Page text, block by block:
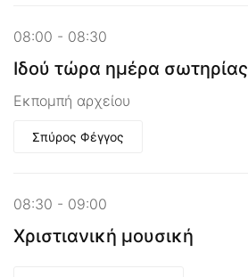
08:00 - 08:30
Ιδού τώρα ημέρα σωτηρίας
Εκπομπή αρχείου
Σπύρος Φέγγος
08:30 - 09:00
Χριστιανική μουσική